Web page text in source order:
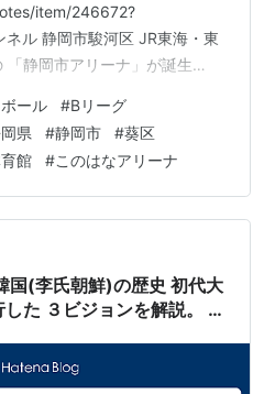
item/246672?
ル 静岡市駿河区 JR東海・東
「静岡市アリーナ」が誕生
ーム”計画とは tetsudo-ch.com
ググローズ・男子 千葉ドッ
を指揮した 飯塚初義氏が GM
バレーボールキング V
ール #Bリーグ
県 #静岡市 #葵区
館 #このはなアリーナ
国(李氏朝鮮)の歴史 初代大
た ３ビジョンを解説。 国